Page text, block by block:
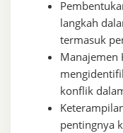
langkah
termasuk
Manajemen
konflik
pentingnya